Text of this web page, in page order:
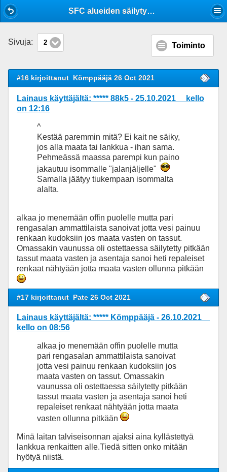
SFC alueiden säilytysalueen tyypillinen pohja? Nurmikko?
Sivuja: 2 Toiminto
#16 kirjoittanut Kömppääjä 26 Oct 2021
Lainaus käyttäjältä: ***** 88k5 - 25.10.2021 kello
on 12:16
^
Kestää paremmin mitä? Ei kait ne säiky,
jos alla maata tai lankkua - ihan sama.
Pehmeässä maassa parempi kun paino
jakautuu isommalle "jalanjäljelle"
Samalla jäätyy tiukempaan isommalta
alalta.
alkaa jo menemään offin puolelle mutta pari
rengasalan ammattilaista sanoivat jotta vesi painuu
renkaan kudoksiin jos maata vasten on tassut.
Omassakin vaunussa oli ostettaessa säilytetty pitkään
tassut maata vasten ja asentaja sanoi heti repaleiset
renkaat nähtyään jotta maata vasten ollunna pitkään
#17 kirjoittanut Pate 26 Oct 2021
Lainaus käyttäjältä: ***** Kömppääjä - 26.10.2021
kello on 08:56
alkaa jo menemään offin puolelle mutta
pari rengasalan ammattilaista sanoivat
jotta vesi painuu renkaan kudoksiin jos
maata vasten on tassut. Omassakin
vaunussa oli ostettaessa säilytetty pitkään
tassut maata vasten ja asentaja sanoi heti
repaleiset renkaat nähtyään jotta maata
vasten ollunna pitkään
Minä laitan talviseisonnan ajaksi aina kyllästettyä
lankkua renkaitten alle.Tiedä sitten onko mitään
hyötyä niistä.